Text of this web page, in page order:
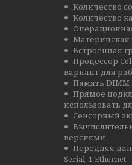
Количество
Количество
Материнская
Встроенная
Процессор
вариант для
Память DIMM
Прямое
использовать
Сенсорный
версиями
Передняя
Serial, 1 Ethernet.